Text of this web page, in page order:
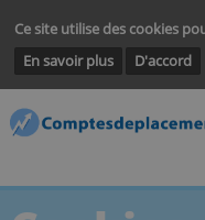
Ce site utilise des
En savoir plus